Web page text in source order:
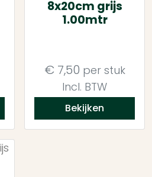
8x20cm grijs
1.00mtr
€ 7,50 per stuk
Incl. BTW
Bekijken